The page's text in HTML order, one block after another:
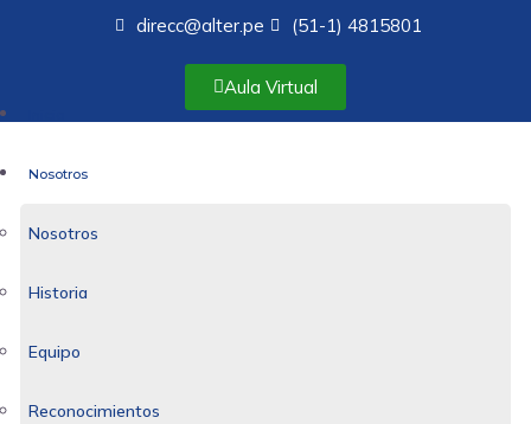
direcc@alter.pe (51-1) 4815801
Aula Virtual
Nosotros
Nosotros
Historia
Equipo
Reconocimientos